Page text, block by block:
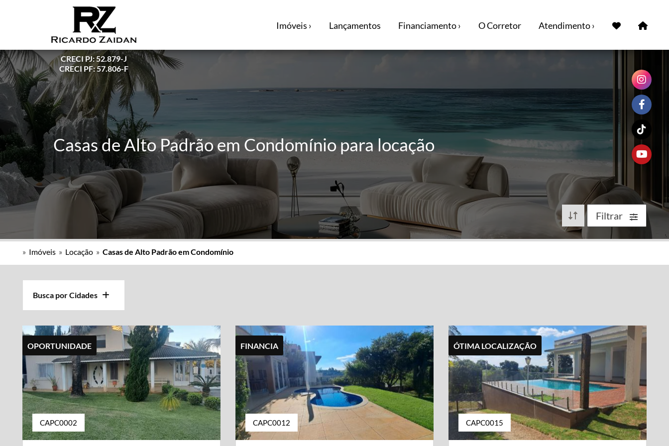
CRECI PJ: 52.879-J
CRECI PF: 57.806-F
Imóveis › Lançamentos Financiamento › O Corretor Atendimento ›
Casas de Alto Padrão em Condomínio para locação
Filtrar
» Imóveis » Locação » Casas de Alto Padrão em Condomínio
Busca por Cidades
OPORTUNIDADE
CAPC0002
FINANCIA
CAPC0012
ÓTIMA LOCALIZAÇÃO
CAPC0015